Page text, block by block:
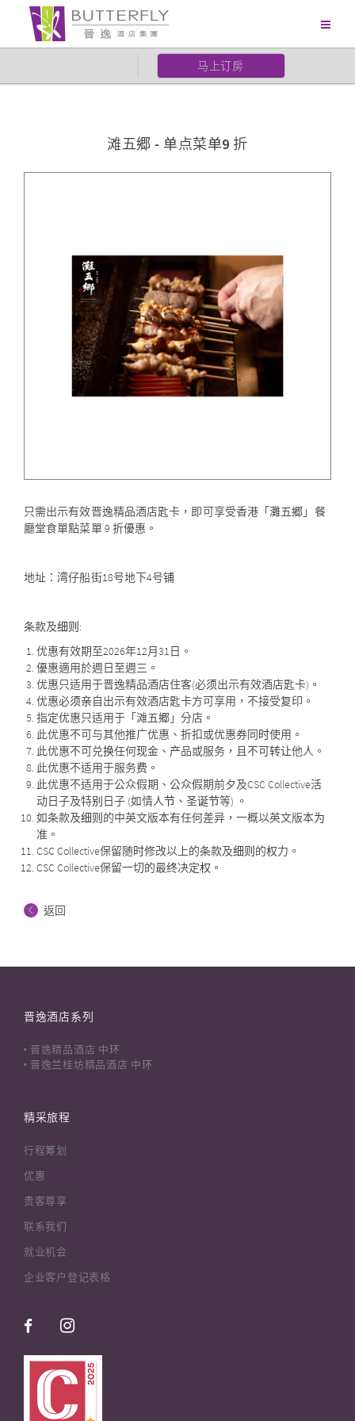
马上订房
滩五郷 - 单点菜单9 折
只需出示有效晋逸精品酒店匙卡，即可享受香港「灘五郷」餐
廳堂食單點菜單 9 折優惠。
地址：湾仔船街18号地下4号铺
条款及细则:
优惠有效期至2026年12月31日。
優惠適用於週日至週三。
优惠只适用于晋逸精品酒店住客(必须出示有效酒店匙卡)。
优惠必须亲自出示有效酒店匙卡方可享用，不接受复印。
指定优惠只适用于「滩五郷」分店。
此优惠不可与其他推广优惠、折扣或优惠券同时使用。
此优惠不可兑换任何现金、产品或服务，且不可转让他人。
此优惠不适用于服务费。
此优惠不适用于公众假期、公众假期前夕及CSC Collective活
动日子及特别日子 (如情人节、圣诞节等) 。
如条款及细则的中英文版本有任何差异，一概以英文版本为
准。
CSC Collective保留随时修改以上的条款及细则的权力。
CSC Collective保留一切的最终决定权。
返回
晋逸酒店系列
晋逸精品酒店 中环
晋逸兰桂坊精品酒店 中环
精采旅程
行程筹划
优惠
贵客尊享
联系我们
就业机会
企业客户登记表格